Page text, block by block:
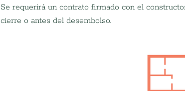
Se requerirá un contrato firmado con el
cierre o antes del desembolso.